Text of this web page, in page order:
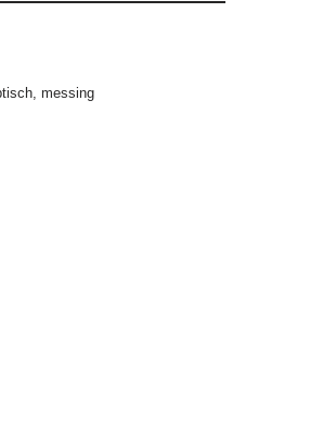
, messing